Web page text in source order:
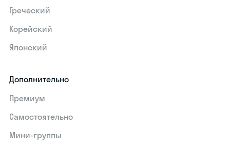
Греческий
Корейский
Японский
Дополнительно
Премиум
Самостоятельно
Мини-группы